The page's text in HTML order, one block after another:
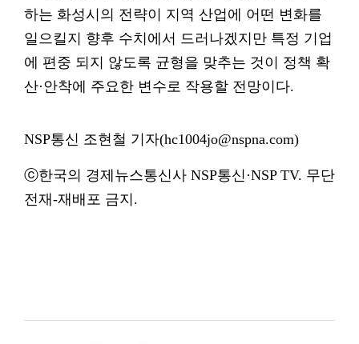
하는 화성시의 전략이 지역 산업에 어떤 변화를
일으킬지 향후 수치에서 드러나겠지만 특정 기업
에 편중 되지 않도록 균형을 맞추는 것이 정책 확
산·안착에 주요한 변수로 작용할 전망이다.
NSP통신 조현철 기자(hc1004jo@nspna.com)
ⓒ한국의 경제뉴스통신사 NSP통신·NSP TV. 무단
전재-재배포 금지.